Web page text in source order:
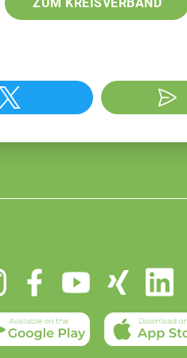
ZUM KREISVERBAND